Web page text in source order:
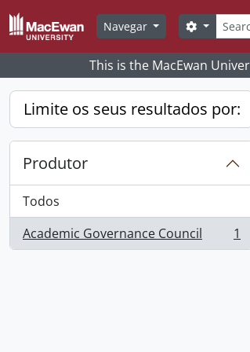
Skip to main content
Navegar
Search
This is the MacEwan
Limite os seus resultados por:
Produtor
Todos
Academic Governance Council
, 1 resultados 1